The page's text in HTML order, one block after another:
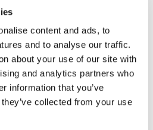
content and ads, to
and to analyse our traffic.
about your use of our site with
and analytics partners who
information that you’ve
collected from your use
ubicado en Hillerstorp,
sometidos a pruebas
de portaequipajes están
equipos y ser instalados de
posible. A continuación, te
tantas pruebas que